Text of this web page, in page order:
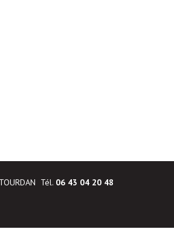
Tél. 06 43 04 20 48